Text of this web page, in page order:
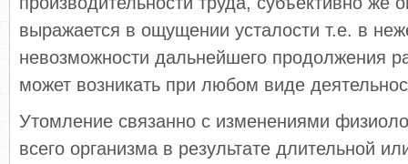
выражается в ощущении усталости т.е. в
невозможности дальнейшего продолжения
может возникать при любом виде
Утомление связанно с изменениями
всего организма в результате длительной